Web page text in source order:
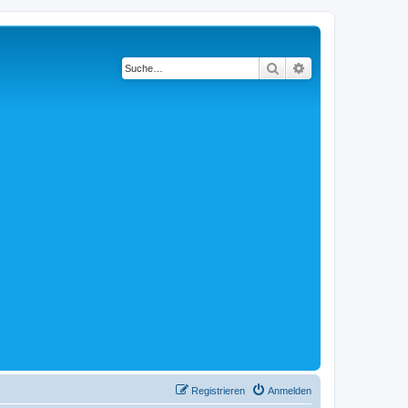
Suche
Anmelden
Registrieren